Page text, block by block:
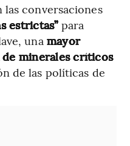
las conversaciones
estrictas” para
una mayor
minerales críticos
de las políticas de